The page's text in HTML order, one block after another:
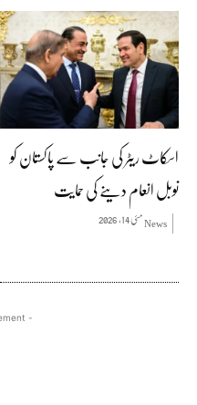
اسکاٹ ریٹر کی جانب سے پاکستان کو
نوبل انعام دینے کی حمایت
Newsمئی 14, 2026
- Advertisement -